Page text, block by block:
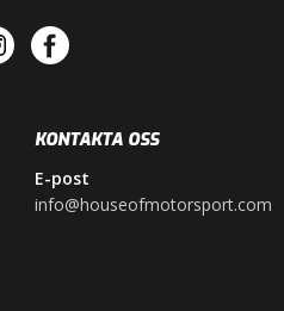
KONTAKTA OSS
E-post
info@houseofmotorsport.com